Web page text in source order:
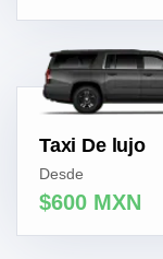
Taxi De lujo
Desde
$600 MXN